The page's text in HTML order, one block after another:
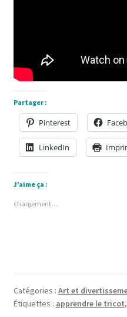
Partager :
Pinterest
LinkedIn
J’aime ça :
chargement…
Catégories : Art et
Étiquettes : apprendre le tricot,